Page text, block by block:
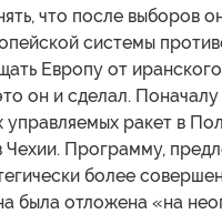
что после выборов
системы
Европу от
он и сделал.
управляемых ракет в
Чехии. Программу,
более
была отложена «на